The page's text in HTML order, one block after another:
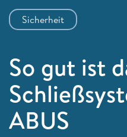
Sicherheit
So gut ist
ABUS